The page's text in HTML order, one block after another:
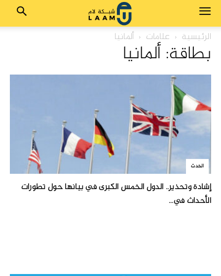
الرئيسية علامات ألمانيا
بطاقة: ألمانيا
الحدث
إشادة وتحذير.. الدول الخمس الكبرى في بيانها حول تطورات
الأحداث في...